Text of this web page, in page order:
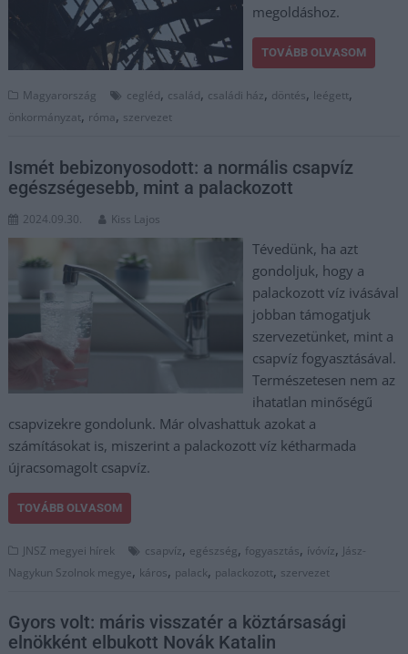
megoldáshoz.
TOVÁBB OLVASOM
Magyarország cegléd, család, családi ház, döntés, leégett,
önkormányzat, róma, szervezet
Ismét bebizonyosodott: a normális csapvíz
egészségesebb, mint a palackozott
2024.09.30. Kiss Lajos
Tévedünk, ha azt
gondoljuk, hogy a
palackozott víz ivásával
jobban támogatjuk
szervezetünket, mint a
csapvíz fogyasztásával.
Természetesen nem az
ihatatlan minőségű
csapvizekre gondolunk. Már olvashattuk azokat a
számításokat is, miszerint a palackozott víz kétharmada
újracsomagolt csapvíz.
TOVÁBB OLVASOM
JNSZ megyei hírek csapvíz, egészség, fogyasztás, ívóvíz, Jász-
Nagykun Szolnok megye, káros, palack, palackozott, szervezet
Gyors volt: máris visszatér a köztársasági
elnökként elbukott Novák Katalin